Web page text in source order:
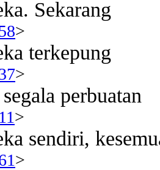
Sekarang
>
terkepung
>
perbuatan
>
sendiri,
>